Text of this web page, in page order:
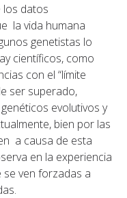
los datos
la vida humana
genetistas lo
científicos, como
con el “límite
ser superado,
evolutivos y
bien por las
a causa de esta
en la experiencia
se ven forzadas a